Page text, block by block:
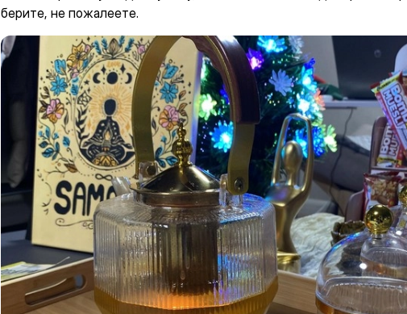
берите, не пожалеете.